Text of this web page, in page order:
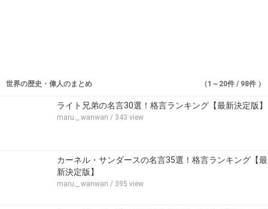
世界の歴史・偉人のまとめ （1～20件 / 98件 ）
ライト兄弟の名言30選！格言ランキング【最新決定版】
maru._.wanwan / 343 view
カーネル・サンダースの名言35選！格言ランキング【最
新決定版】
maru._.wanwan / 395 view